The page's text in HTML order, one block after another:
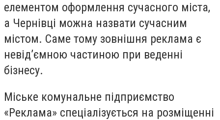
елементом оформлення сучасного міста,
а Чернівці можна назвати сучасним
містом. Саме тому зовнішня реклама є
невід’ємною частиною при веденні
бізнесу.
Міське комунальне підприємство
«Реклама» спеціалізується на розміщенні